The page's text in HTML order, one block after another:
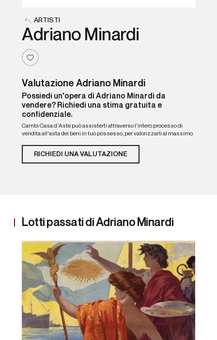
ARTISTI
Adriano Minardi
Valutazione Adriano Minardi
Possiedi un'opera di Adriano Minardi da
vendere? Richiedi una stima gratuita e
confidenziale.
Cambi Casa d'Aste può assisterti attraverso l'intero processo di
vendita all'asta dei beni in tuo possesso, per valorizzarli al massimo.
RICHIEDI UNA VALUTAZIONE
Lotti passati di Adriano Minardi